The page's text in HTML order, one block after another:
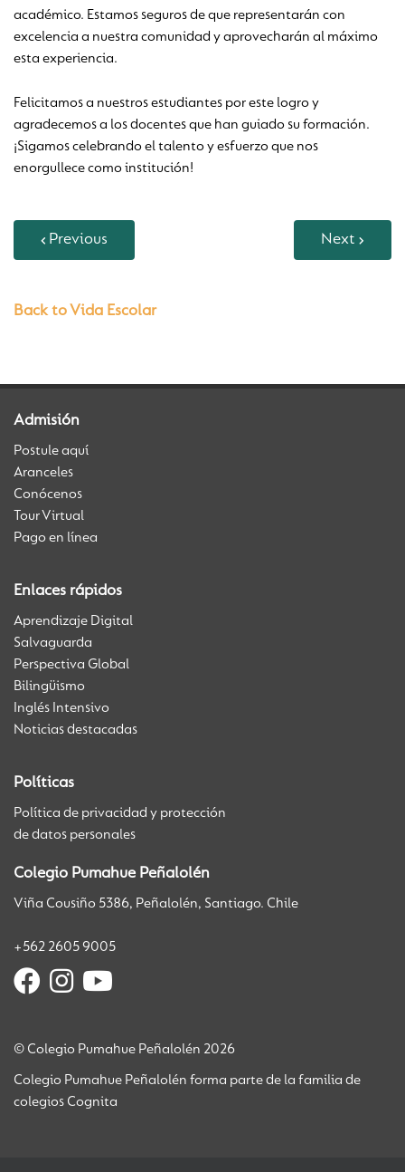
académico. Estamos seguros de que representarán con
excelencia a nuestra comunidad y aprovecharán al máximo
esta experiencia.
Felicitamos a nuestros estudiantes por este logro y
agradecemos a los docentes que han guiado su formación.
¡Sigamos celebrando el talento y esfuerzo que nos
enorgullece como institución!
Previous Next
Back to Vida Escolar
Admisión
Postule aquí
Aranceles
Conócenos
Tour Virtual
Pago en línea
Enlaces rápidos
Aprendizaje Digital
Salvaguarda
Perspectiva Global
Bilingüismo
Inglés Intensivo
Noticias destacadas
Políticas
Política de privacidad y protección
de datos personales
Colegio Pumahue Peñalolén
Viña Cousiño 5386, Peñalolén, Santiago. Chile
+562 2605 9005
© Colegio Pumahue Peñalolén 2026
Colegio Pumahue Peñalolén forma parte de la familia de
colegios Cognita